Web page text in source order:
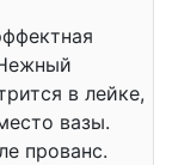
в лейке,
вазы.
прованс.